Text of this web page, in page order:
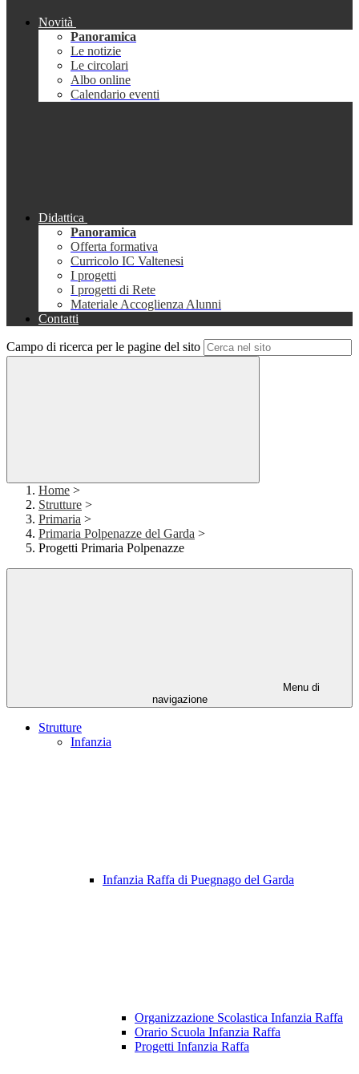
Novità
Panoramica
Le notizie
Le circolari
Albo online
Calendario eventi
Didattica
Panoramica
Offerta formativa
Curricolo IC Valtenesi
I progetti
I progetti di Rete
Materiale Accoglienza Alunni
Contatti
Campo di ricerca per le pagine del sito
Home >
Strutture >
Primaria >
Primaria Polpenazze del Garda >
Progetti Primaria Polpenazze
Menu di
navigazione
Strutture
Infanzia
Infanzia Raffa di Puegnago del Garda
Organizzazione Scolastica Infanzia Raffa
Orario Scuola Infanzia Raffa
Progetti Infanzia Raffa